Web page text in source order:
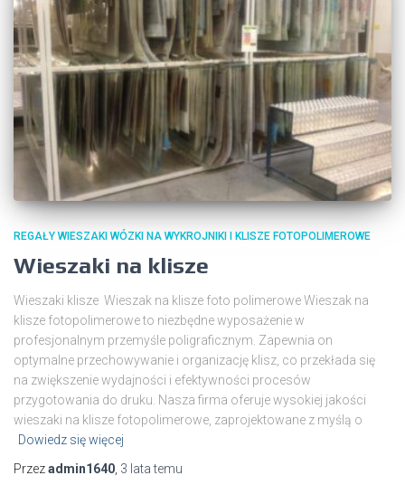
REGAŁY WIESZAKI WÓZKI NA WYKROJNIKI I KLISZE FOTOPOLIMEROWE
Wieszaki na klisze
Wieszaki klisze Wieszak na klisze foto polimerowe Wieszak na
klisze fotopolimerowe to niezbędne wyposażenie w
profesjonalnym przemyśle poligraficznym. Zapewnia on
optymalne przechowywanie i organizację klisz, co przekłada się
na zwiększenie wydajności i efektywności procesów
przygotowania do druku. Nasza firma oferuje wysokiej jakości
wieszaki na klisze fotopolimerowe, zaprojektowane z myślą o
Dowiedz się więcej
Przezadmin1640, 3 latatemu